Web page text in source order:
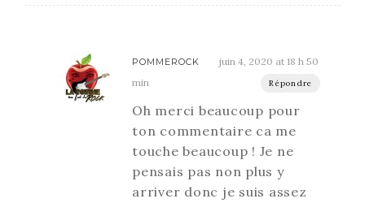
POMMEROCK
juin 4, 2020 at 18 h 50
min
Répondre
Oh merci beaucoup pour
ton commentaire ca me
touche beaucoup ! Je ne
pensais pas non plus y
arriver donc je suis assez